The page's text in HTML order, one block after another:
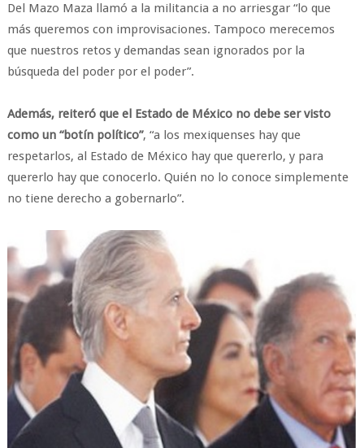
Del Mazo Maza llamó a la militancia a no arriesgar “lo que
más queremos con improvisaciones. Tampoco merecemos
que nuestros retos y demandas sean ignorados por la
búsqueda del poder por el poder”.
Además, reiteró que el Estado de México no debe ser visto
como un “botín político”, “a los mexiquenses hay que
respetarlos, al Estado de México hay que quererlo, y para
quererlo hay que conocerlo. Quién no lo conoce simplemente
no tiene derecho a gobernarlo”.